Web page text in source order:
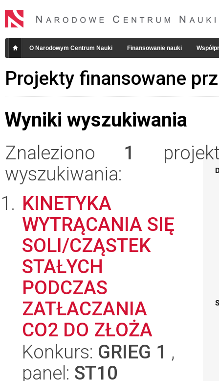
O Narodowym Centrum Nauki Finansowanie nauki
Projekty finansowane
Wyniki wyszukiwania
Znaleziono 1
wyszukiwania:
KINETYKA
WYTRĄCANIA SIĘ
SOLI/CZĄSTEK
STAŁYCH
PODCZAS
ZATŁACZANIA
CO2 DO ZŁOŻA
Konkurs: GRIEG 1 ,
panel: ST10